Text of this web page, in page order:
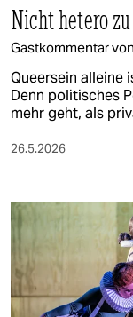
Nicht hetero
Gastkommentar von
Queersein alleine
Denn politisches
mehr geht, als
26.5.2026